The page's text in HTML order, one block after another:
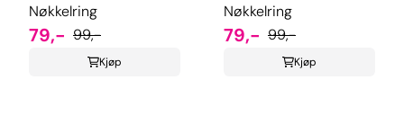
Nøkkelring
79,- 99,-
Kjøp
Nøkkelring
79,- 99,-
Kjøp